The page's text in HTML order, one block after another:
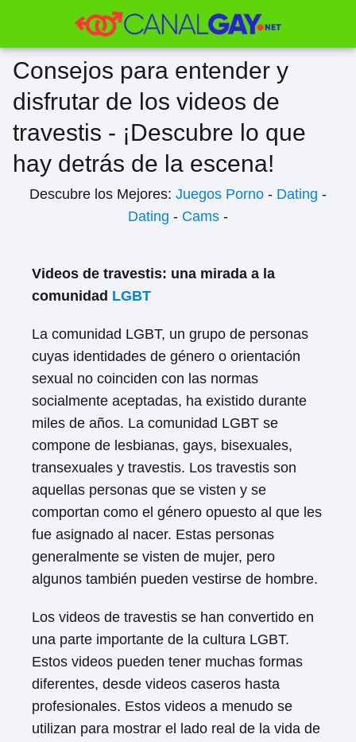
Consejos para entender y
disfrutar de los videos de
travestis - ¡Descubre lo que
hay detrás de la escena!
Descubre los Mejores: Juegos Porno - Dating -
Dating - Cams -
Videos de travestis: una mirada a la
comunidad LGBT
La comunidad LGBT, un grupo de personas
cuyas identidades de género o orientación
sexual no coinciden con las normas
socialmente aceptadas, ha existido durante
miles de años. La comunidad LGBT se
compone de lesbianas, gays, bisexuales,
transexuales y travestis. Los travestis son
aquellas personas que se visten y se
comportan como el género opuesto al que les
fue asignado al nacer. Estas personas
generalmente se visten de mujer, pero
algunos también pueden vestirse de hombre.
Los videos de travestis se han convertido en
una parte importante de la cultura LGBT.
Estos videos pueden tener muchas formas
diferentes, desde videos caseros hasta
profesionales. Estos videos a menudo se
utilizan para mostrar el lado real de la vida de